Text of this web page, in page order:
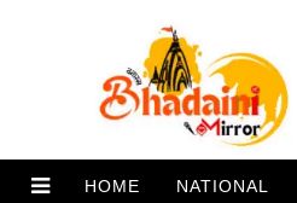
HOME NATIONAL